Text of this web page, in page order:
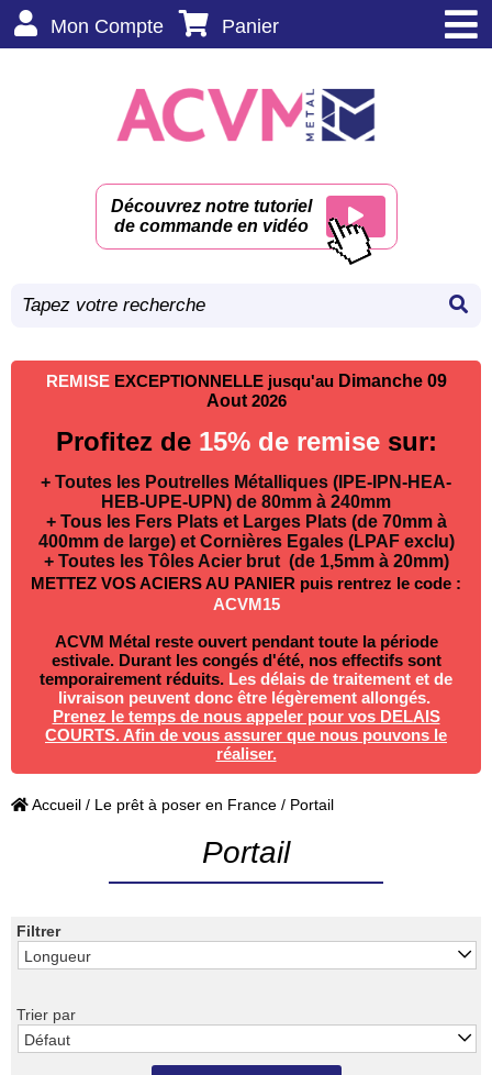
Découvrez notre tutoriel
de commande en vidéo
Mon Compte Panier
REMISEEXCEPTIONNELLE jusqu'au Dimanche 09
Aout 2026
Profitez de 15% de remise sur:
+ Toutes les Poutrelles Métalliques (IPE-IPN-HEA-
HEB-UPE-UPN) de 80mm à 240mm
+ Tous les Fers Plats et Larges Plats (de 70mm à
400mm de large) et Cornières Egales (LPAF exclu)
+ Toutes les Tôles Acier brut (de 1,5mm à 20mm)
METTEZ VOS ACIERS AU PANIER puis rentrez le code :
ACVM15
ACVM Métal reste ouvert pendant toute la période
estivale. Durant les congés d'été, nos effectifs sont
temporairement réduits. Les délais de traitement et de
livraison peuvent donc être légèrement allongés.
Prenez le temps de nous appeler pour vos DELAIS
COURTS. Afin de vous assurer que nous pouvons le
réaliser.
Accueil / Le prêt à poser en France / Portail
Portail
Filtrer
Longueur
Trier par
Défaut